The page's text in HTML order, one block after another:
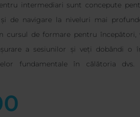
intermediari sunt concepute
de navigare la niveluri mai
cursul de formare pentru începători,
a sesiunilor și veți dobândi o
fundamentale în călătoria dvs.